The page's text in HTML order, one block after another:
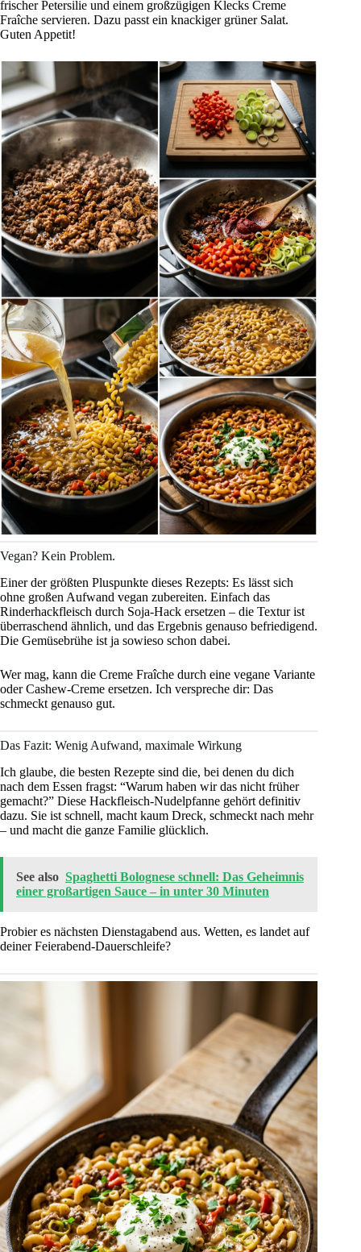
frischer Petersilie und einem großzügigen Klecks Creme
Fraîche servieren. Dazu passt ein knackiger grüner Salat.
Guten Appetit!
Vegan? Kein Problem.
Einer der größten Pluspunkte dieses Rezepts: Es lässt sich
ohne großen Aufwand vegan zubereiten. Einfach das
Rinderhackfleisch durch Soja-Hack ersetzen – die Textur ist
überraschend ähnlich, und das Ergebnis genauso befriedigend.
Die Gemüsebrühe ist ja sowieso schon dabei.
Wer mag, kann die Creme Fraîche durch eine vegane Variante
oder Cashew-Creme ersetzen. Ich verspreche dir: Das
schmeckt genauso gut.
Das Fazit: Wenig Aufwand, maximale Wirkung
Ich glaube, die besten Rezepte sind die, bei denen du dich
nach dem Essen fragst: “Warum haben wir das nicht früher
gemacht?” Diese Hackfleisch-Nudelpfanne gehört definitiv
dazu. Sie ist schnell, macht kaum Dreck, schmeckt nach mehr
– und macht die ganze Familie glücklich.
See also Spaghetti Bolognese schnell: Das Geheimnis
einer großartigen Sauce – in unter 30 Minuten
Probier es nächsten Dienstagabend aus. Wetten, es landet auf
deiner Feierabend-Dauerschleife?